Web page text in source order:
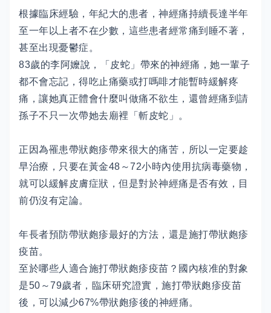
根據臨床經驗，年紀大的患者，神經痛持續長達半年
至一年以上者不在少數，這些患者經常痛到睡不著，
甚至出現憂鬱症。
83歲的李阿嬤說，「皮蛇」帶來的神經痛，她一輩子
都不會忘記，得吃止痛藥或打嗎啡才能暫時緩解疼
痛，讓她真正體會什麼叫做痛不欲生，還曾經痛到請
孫子不只一次帶她去廟裡「斬皮蛇」。
正因為罹患帶狀皰疹帶來很大的痛苦，所以一定要趁
早治療，只要在黃金48～72小時內使用抗病毒藥物，
就可以緩解皮膚症狀，但是對於神經痛是否有效，目
前仍沒有定論。
年長者預防帶狀皰疹最好的方法，還是施打帶狀皰疹
疫苗。
至於哪些人適合施打帶狀皰疹疫苗？國內核准的對象
是50～79歲者，臨床研究證實，施打帶狀皰疹疫苗
後，可以減少67%帶狀皰疹後的神經痛。